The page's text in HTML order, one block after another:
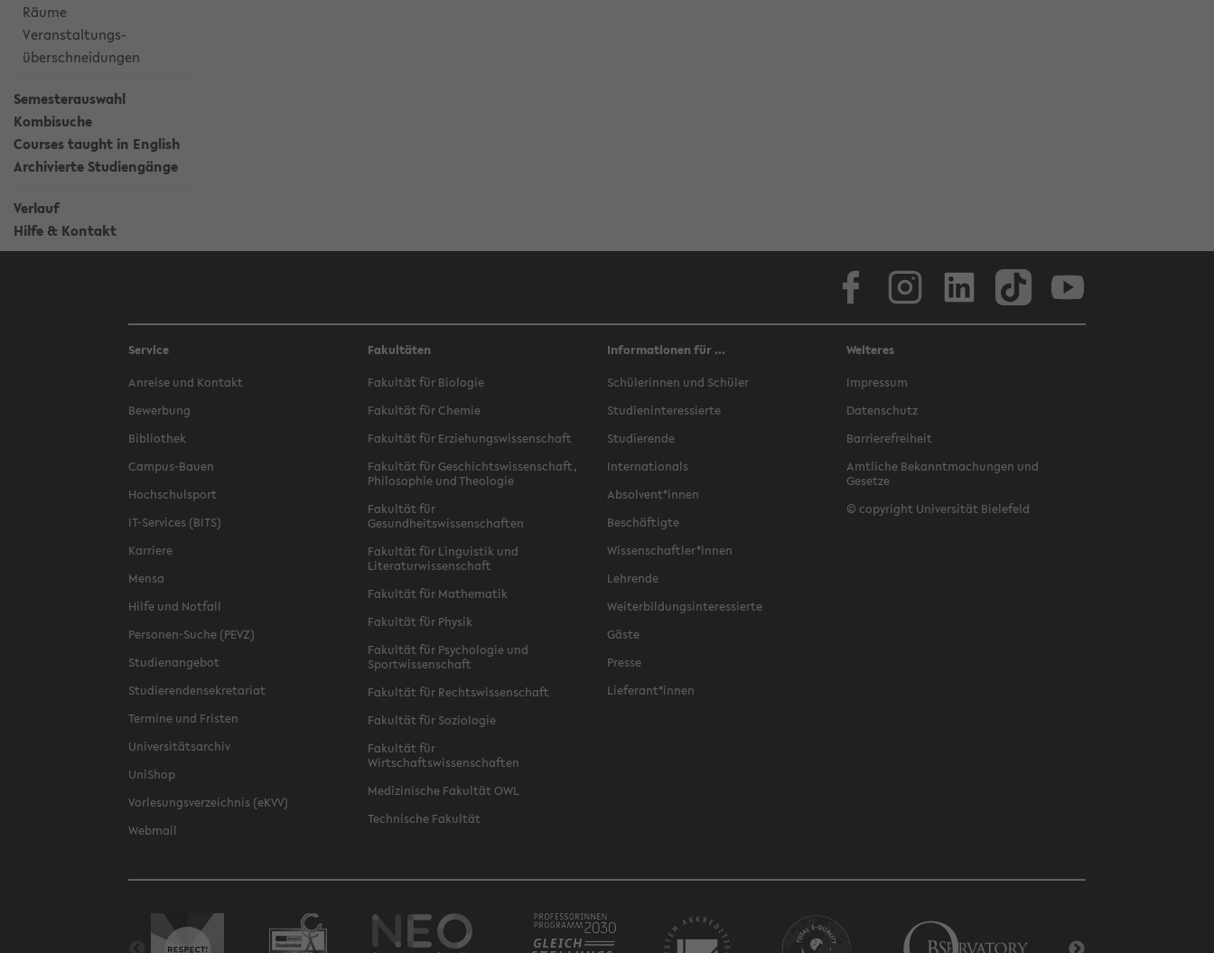
Räume
Veranstaltungs-
überschneidungen
Semesterauswahl
Kombisuche
Courses taught in English
Archivierte Studiengänge
Verlauf
Hilfe & Kontakt
Service
Anreise und Kontakt
Bewerbung
Bibliothek
Campus-Bauen
Hochschulsport
IT-Services (BITS)
Karriere
Mensa
Hilfe und Notfall
Personen-Suche (PEVZ)
Studienangebot
Studierendensekretariat
Termine und Fristen
Universitätsarchiv
UniShop
Vorlesungsverzeichnis (eKVV)
Webmail
Fakultäten
Fakultät für Biologie
Fakultät für Chemie
Fakultät für Erziehungswissenschaft
Fakultät für Geschichtswissenschaft,
Philosophie und Theologie
Fakultät für
Gesundheitswissenschaften
Fakultät für Linguistik und
Literaturwissenschaft
Fakultät für Mathematik
Fakultät für Physik
Fakultät für Psychologie und
Sportwissenschaft
Fakultät für Rechtswissenschaft
Fakultät für Soziologie
Fakultät für
Wirtschaftswissenschaften
Medizinische Fakultät OWL
Technische Fakultät
Informationen für ...
Schülerinnen und Schüler
Studieninteressierte
Studierende
Internationals
Absolvent*innen
Beschäftigte
Wissenschaftler*innen
Lehrende
Weiterbildungsinteressierte
Gäste
Presse
Lieferant*innen
Weiteres
Impressum
Datenschutz
Barrierefreiheit
Amtliche Bekanntmachungen und
Gesetze
© copyright Universität Bielefeld